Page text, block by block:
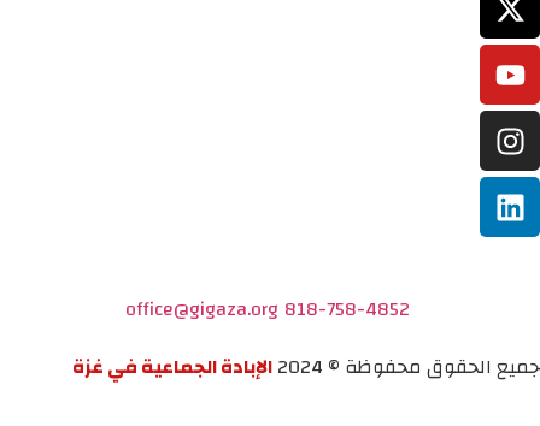
818-758-4852
office@gigaza.org
جميع الحقوق محفوظة © 2024
الإبادة الجماعية في غزة